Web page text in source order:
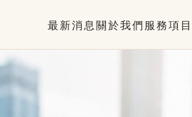
最新消息 關於我們 服務項目